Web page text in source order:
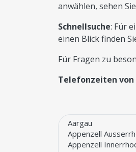
anwählen, sehen
Schnellsuche: Für
einen Blick finden
Für Fragen zu
Telefonzeiten von